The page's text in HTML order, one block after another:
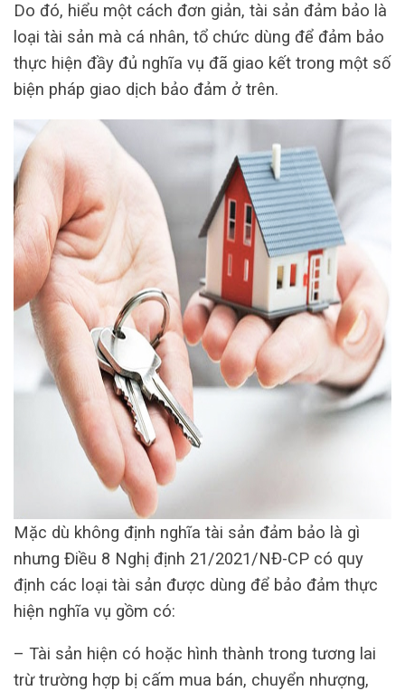
Do đó, hiểu một cách đơn giản, tài sản đảm bảo là
loại tài sản mà cá nhân, tổ chức dùng để đảm bảo
thực hiện đầy đủ nghĩa vụ đã giao kết trong một số
biện pháp giao dịch bảo đảm ở trên.
Mặc dù không định nghĩa tài sản đảm bảo là gì
nhưng Điều 8 Nghị định 21/2021/NĐ-CP có quy
định các loại tài sản được dùng để bảo đảm thực
hiện nghĩa vụ gồm có:
– Tài sản hiện có hoặc hình thành trong tương lai
trừ trường hợp bị cấm mua bán, chuyển nhượng,